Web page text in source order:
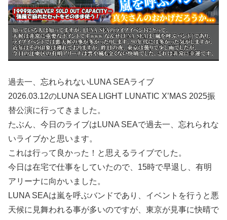
過去一、忘れられないLUNA SEAライブ
2026.03.12のLUNA SEA LIGHT LUNATIC X’MAS 2025振
替公演に行ってきました。
たぶん、今日のライブはLUNA SEAで過去一、忘れられな
いライブかと思います。
これは行って良かった！と思えるライブでした。
今日は在宅で仕事をしていたので、15時で早退し、有明
アリーナに向かいました。
LUNA SEAは嵐を呼ぶバンドであり、イベントを行うと悪
天候に見舞われる事が多いのですが、東京が見事に快晴で